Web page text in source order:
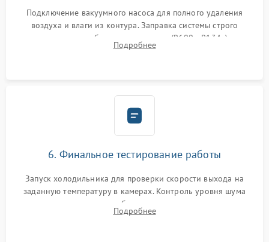
Подключение вакуумного насоса для полного удаления
воздуха и влаги из контура. Заправка системы строго
дозированным объемом хладагента (R600a, R134a) по
электронным весам. Контроль рабочего давления в системе.
Подробнее
6. Финальное тестирование работы
Запуск холодильника для проверки скорости выхода на
заданную температуру в камерах. Контроль уровня шума
компрессора, отсутствия обмерзания стенок и корректного
срабатывания системы автоматической оттайки.
Подробнее